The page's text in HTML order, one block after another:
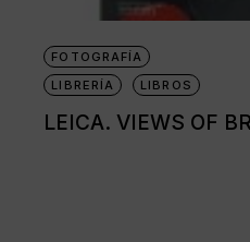
FOTOGRAFÍA
LIBRERÍA
LIBROS
LEICA. VIEWS OF